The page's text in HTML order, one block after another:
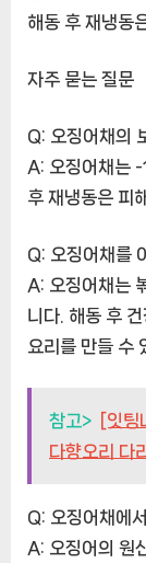
해동 후 재냉동
자주 묻는 질문
Q: 오징어채의
A: 오징어채는
후 재냉동은 피
Q: 오징어채를
A: 오징어채는
니다. 해동 후
요리를 만들 수
참고>
[잇
다향오리 다
Q: 오징어채에
A: 오징어의 원